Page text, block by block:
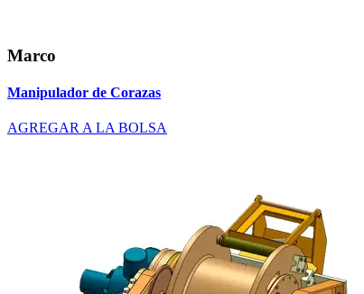
Marco
Manipulador de Corazas
AGREGAR A LA BOLSA